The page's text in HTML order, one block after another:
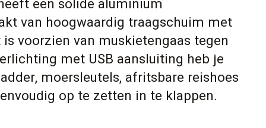
een solide aluminium
van hoogwaardig traagschuim met
voorzien van muskietengaas tegen
met USB aansluiting heb je
moersleutels, afritsbare reishoes
op te zetten in te klappen.